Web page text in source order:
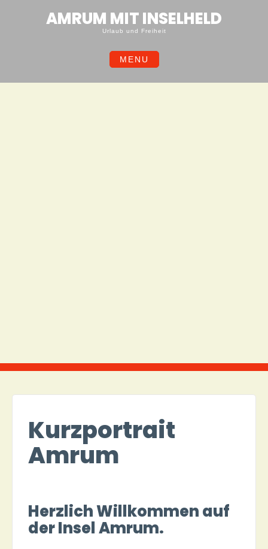
AMRUM MIT INSELHELD
Urlaub und Freiheit
MENU
Kurzportrait
Amrum
Herzlich Willkommen auf
der Insel Amrum.